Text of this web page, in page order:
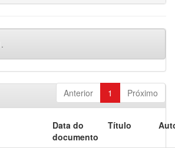
Anterior 1 Próximo
Data do
documento
Título